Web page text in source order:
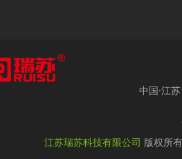
中国·江
江苏瑞苏科技有限公司 版权所有